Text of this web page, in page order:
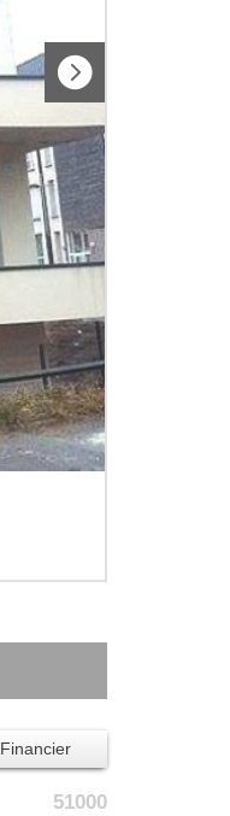
Financier
51000